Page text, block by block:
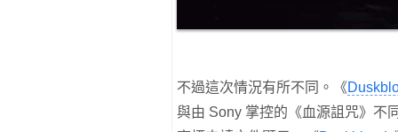
不過這次情況有所不同。《
與由 Sony 掌控的《血源詛咒》不